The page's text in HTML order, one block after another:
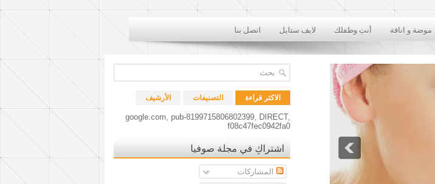
موضة و اناقة أنتِ وطفلك لايف ستايل اتصل بنا
الاكثر قراءة التصنيفات الأرشيف
google.com, pub-8199715806802399, DIRECT,
f08c47fec0942fa0
اشتراكِ في مجلة صوفيا
المشاركات